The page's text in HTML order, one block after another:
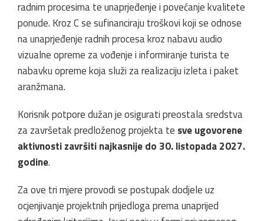
radnim procesima te unaprjeđenje i povećanje kvalitete
ponude. Kroz C se sufinanciraju troškovi koji se odnose
na unaprjeđenje radnih procesa kroz nabavu audio
vizualne opreme za vođenje i informiranje turista te
nabavku opreme koja služi za realizaciju izleta i paket
aranžmana.
Korisnik potpore dužan je osigurati preostala sredstva
za završetak predloženog projekta te sve ugovorene
aktivnosti završiti najkasnije do 30. listopada 2027.
godine.
Za ove tri mjere provodi se postupak dodjele uz
ocjenjivanje projektnih prijedloga prema unaprijed